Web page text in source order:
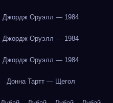
Джордж Оруэлл — 1984
Джордж Оруэлл — 1984
Джордж Оруэлл — 1984
Донна Тартт — Щегол